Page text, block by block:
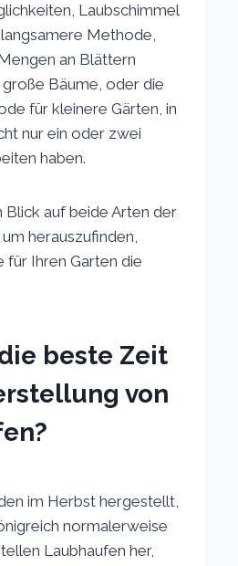
Laubschimmel
Methode,
an Blättern
große Bäume, oder die
für kleinere Gärten, in
nur ein oder zwei
haben.
Blick auf beide Arten der
herauszufinden,
Ihren Garten die
beste Zeit
von
im Herbst hergestellt,
normalerweise
Laubhaufen her,